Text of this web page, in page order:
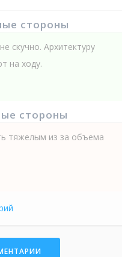
стороны
скучно. Архитектуру
на ходу.
стороны
тяжелым из за объема